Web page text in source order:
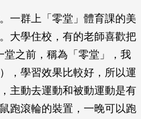
一群上「零堂」體育課的美
大學住校，有的老師喜歡把
之前，稱為「零堂」，我
，學習效果比較好，所以運
主動去運動和被動運動是有
跑滾輪的裝置，一晚可以跑